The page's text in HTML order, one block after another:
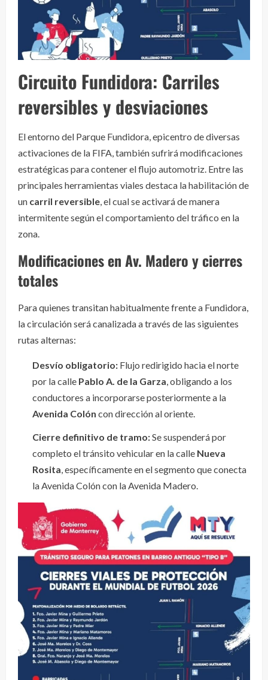
Circuito Fundidora: Carriles
reversibles y desviaciones
El entorno del Parque Fundidora, epicentro de diversas
activaciones de la FIFA, también sufrirá modificaciones
estratégicas para contener el flujo automotriz. Entre las
principales herramientas viales destaca la habilitación de
un carril reversible, el cual se activará de manera
intermitente según el comportamiento del tráfico en la
zona.
Modificaciones en Av. Madero y cierres
totales
Para quienes transitan habitualmente frente a Fundidora,
la circulación será canalizada a través de las siguientes
rutas alternas:
Desvío obligatorio: Flujo redirigido hacia el norte
por la calle Pablo A. de la Garza, obligando a los
conductores a incorporarse posteriormente a la
Avenida Colón con dirección al oriente.
Cierre definitivo de tramo:Se suspenderá por
completo el tránsito vehicular en la calle Nueva
Rosita, específicamente en el segmento que conecta
la Avenida Colón con la Avenida Madero.